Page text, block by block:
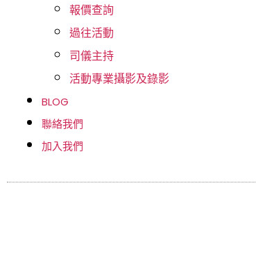
報價查詢
過往活動
司儀主持
活動專業攝影及錄影
BLOG
聯絡我們
加入我們